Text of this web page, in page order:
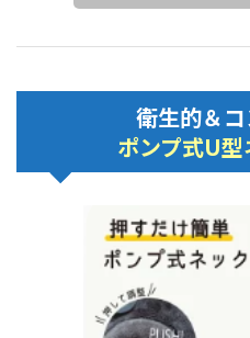
衛生的＆コ
ポンプ式U